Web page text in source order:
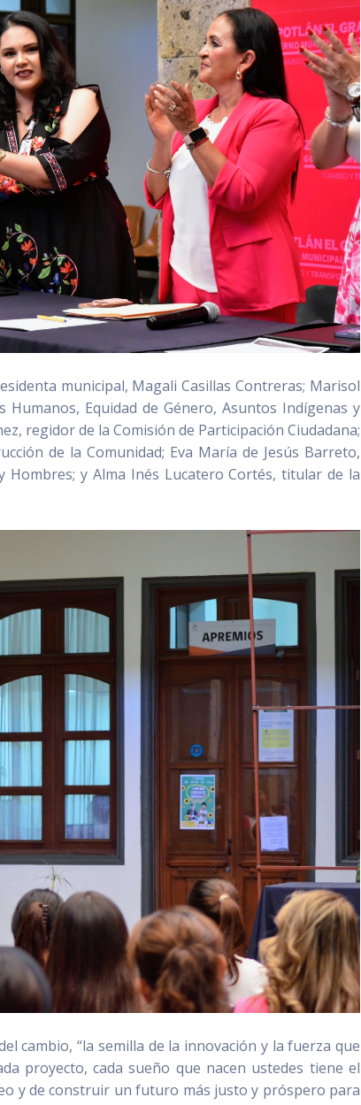
municipal, Magali Casillas Contreras; Marisol
Equidad de Género, Asuntos Indígenas y
regidor de la Comisión de Participación Ciudadana;
de la Comunidad; Eva María de Jesús Barreto,
y Alma Inés Lucatero Cortés, titular de la
cambio, “la semilla de la innovación y la fuerza que
proyecto, cada sueño que nacen ustedes tiene el
y de construir un futuro más justo y próspero para